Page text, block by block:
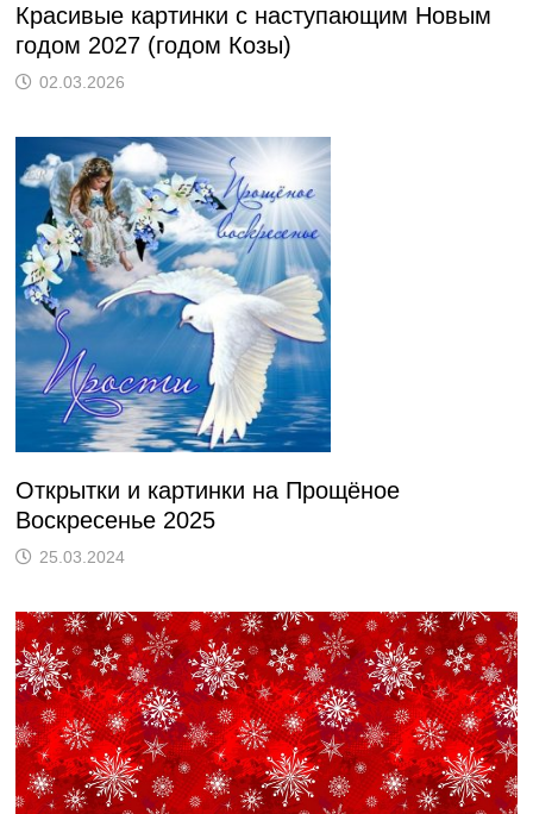
Красивые картинки с наступающим Новым
годом 2027 (годом Козы)
02.03.2026
Открытки и картинки на Прощёное
Воскресенье 2025
25.03.2024